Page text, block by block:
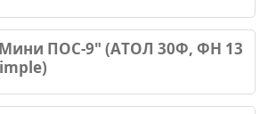
Мини ПОС-9" (АТОЛ 30Ф, ФН 13